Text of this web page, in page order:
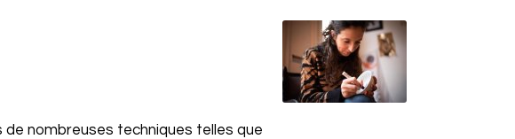
nombreuses techniques telles que